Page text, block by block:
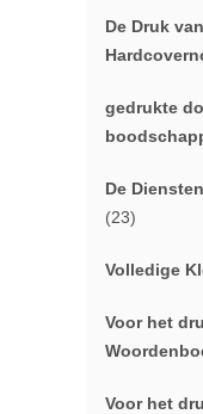
De Druk
gedrukte
De
(23)
Volledige
Voor het
Voor het